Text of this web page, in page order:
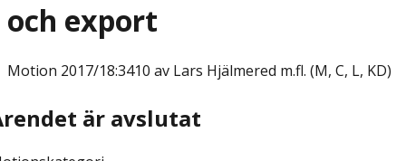
och export
Motion 2017/18:3410 av Lars Hjälmered m.fl. (M, C, L, KD)
är avslutat